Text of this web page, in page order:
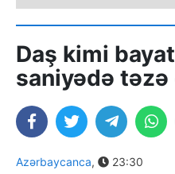
Daş kimi
saniyədə təzə
Azərbaycanca, 23:30